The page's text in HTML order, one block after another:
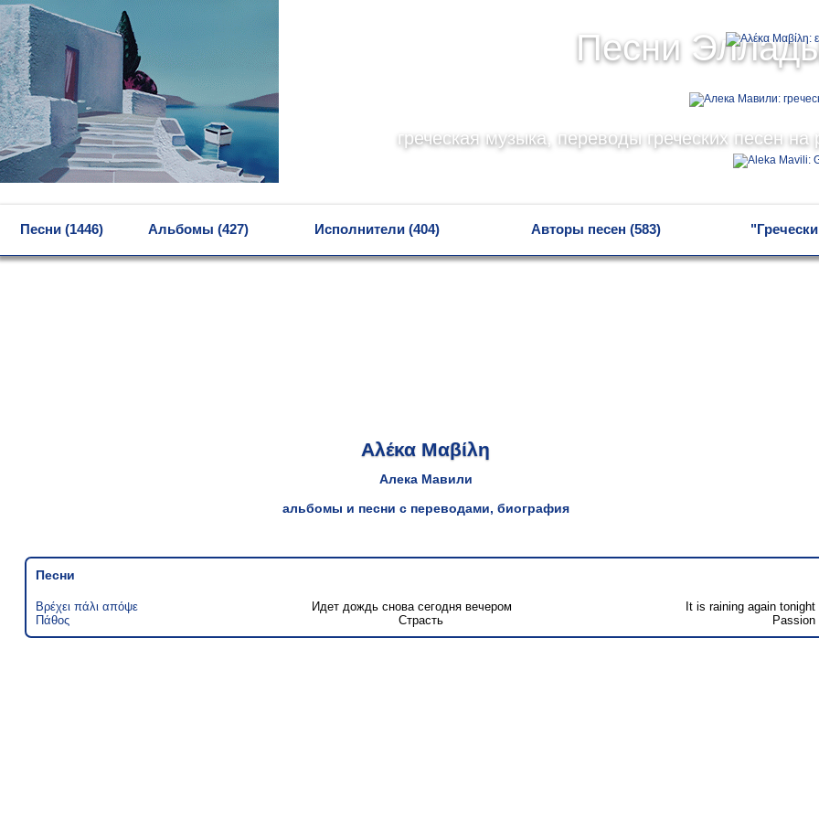
Песни
греческая музыка, переводы греческих песен на
Песни (1446) Альбомы (427) Исполнители (404) Авторы песен (583)
Αλέκα Μαβίλη
Алека Мавили
альбомы и песни с переводами, биография
Песни
Βρέχει πάλι απόψε Идет дождь снова сегодня вечером
It is raining again tonight
Πάθος
Страсть Passion